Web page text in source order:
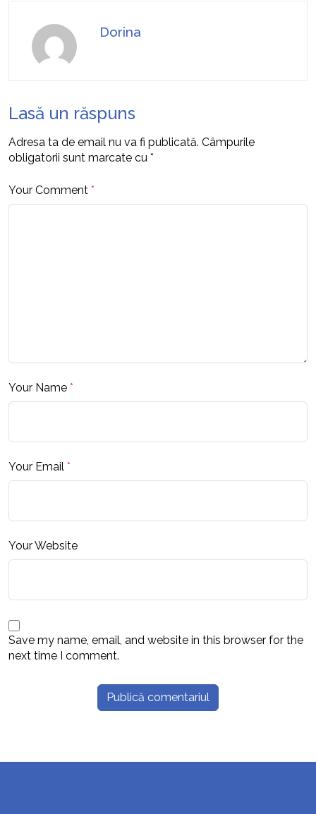
Dorina
Lasă un răspuns
Adresa ta de email nu va fi publicată. Câmpurile
obligatorii sunt marcate cu *
Your Comment *
Your Name *
Your Email *
Your Website
Save my name, email, and website in this browser for the
next time I comment.